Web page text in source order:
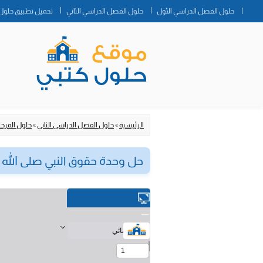
حلول الفصل الدراسي الأول حلول الفصل الدراسي الثاني تحميل تطبيق
الرئيسية»حلول الفصل الدراسي الثاني»حلول
حل وحدة حقوق النبي صلى